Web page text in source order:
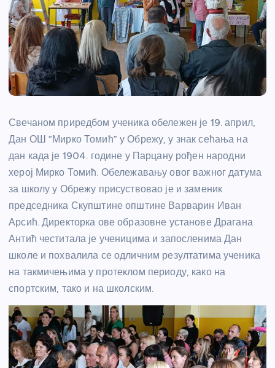
Свечаном приредбом ученика обележен је 19. април,
Дан ОШ “Мирко Томић” у Обрежу, у знак сећања на
дан када је 1904. године у Парцану рођен народни
херој Мирко Томић. Обележавању овог важног датума
за школу у Обрежу присуствовао је и заменик
председника Скупштине општине Варварин Иван
Арсић. Директорка ове образовне установе Драгана
Антић честитала је ученицима и запосленима Дан
школе и похвалила се одличним резултатима ученика
на такмичењима у протеклом периоду, како на
спортским, тако и на школским.